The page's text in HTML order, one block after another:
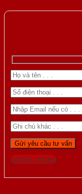
Gọi 0976.169.864